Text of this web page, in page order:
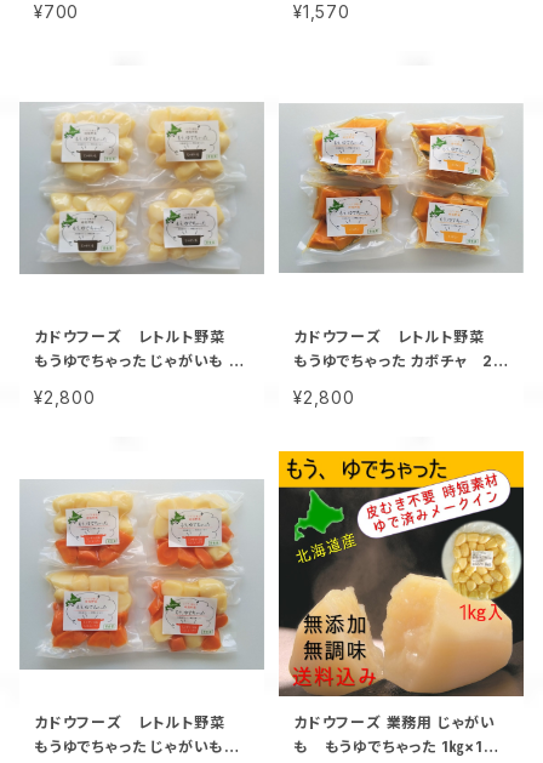
手作り スイーツ 取り寄せ 人気
¥700
スイーツ お取り寄せ 人気 菓子
¥1,570
カドウフーズ レトルト野菜
もうゆでちゃった じゃがいも 2
非常食 時短 サステナブル
¥2,800
カドウフーズ レトルト野菜
もうゆでちゃった カボチャ 20
非常食 時短 サステナブル
¥2,800
カドウフーズ レトルト野菜
もうゆでちゃった じゃがいもと
カドウフーズ 業務用 じゃがい
も もうゆでちゃった 1㎏×1パ